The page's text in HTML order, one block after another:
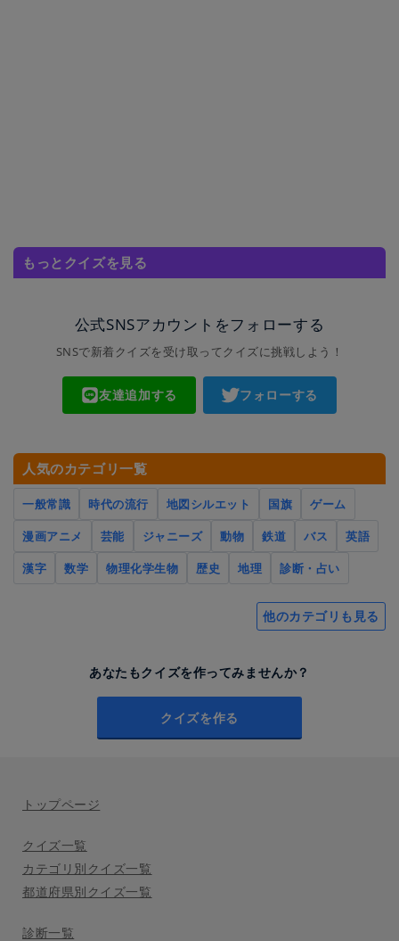
もっとクイズを見る
公式SNSアカウントをフォローする
SNSで新着クイズを受け取ってクイズに挑戦しよう！
友達追加する フォローする
人気のカテゴリ一覧
一般常識 時代の流行 地図シルエット 国旗
ゲーム
漫画アニメ
芸能 ジャニーズ 動物 鉄道 バス
英語
漢字
数学 物理化学生物 歴史 地理 診断・占い
他のカテゴリも見る
あなたもクイズを作ってみませんか？
クイズを作る
トップページ
クイズ一覧
カテゴリ別クイズ一覧
都道府県別クイズ一覧
診断一覧